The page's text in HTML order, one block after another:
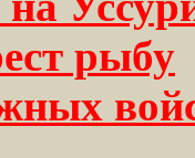
рыбу